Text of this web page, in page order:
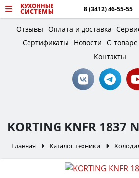
8 (3412) 46-55-55
Отзывы Оплата и доставка
Сертификаты
Новости О товаре
Контакты
KORTING KNFR 1837 N
Главная Каталог техники